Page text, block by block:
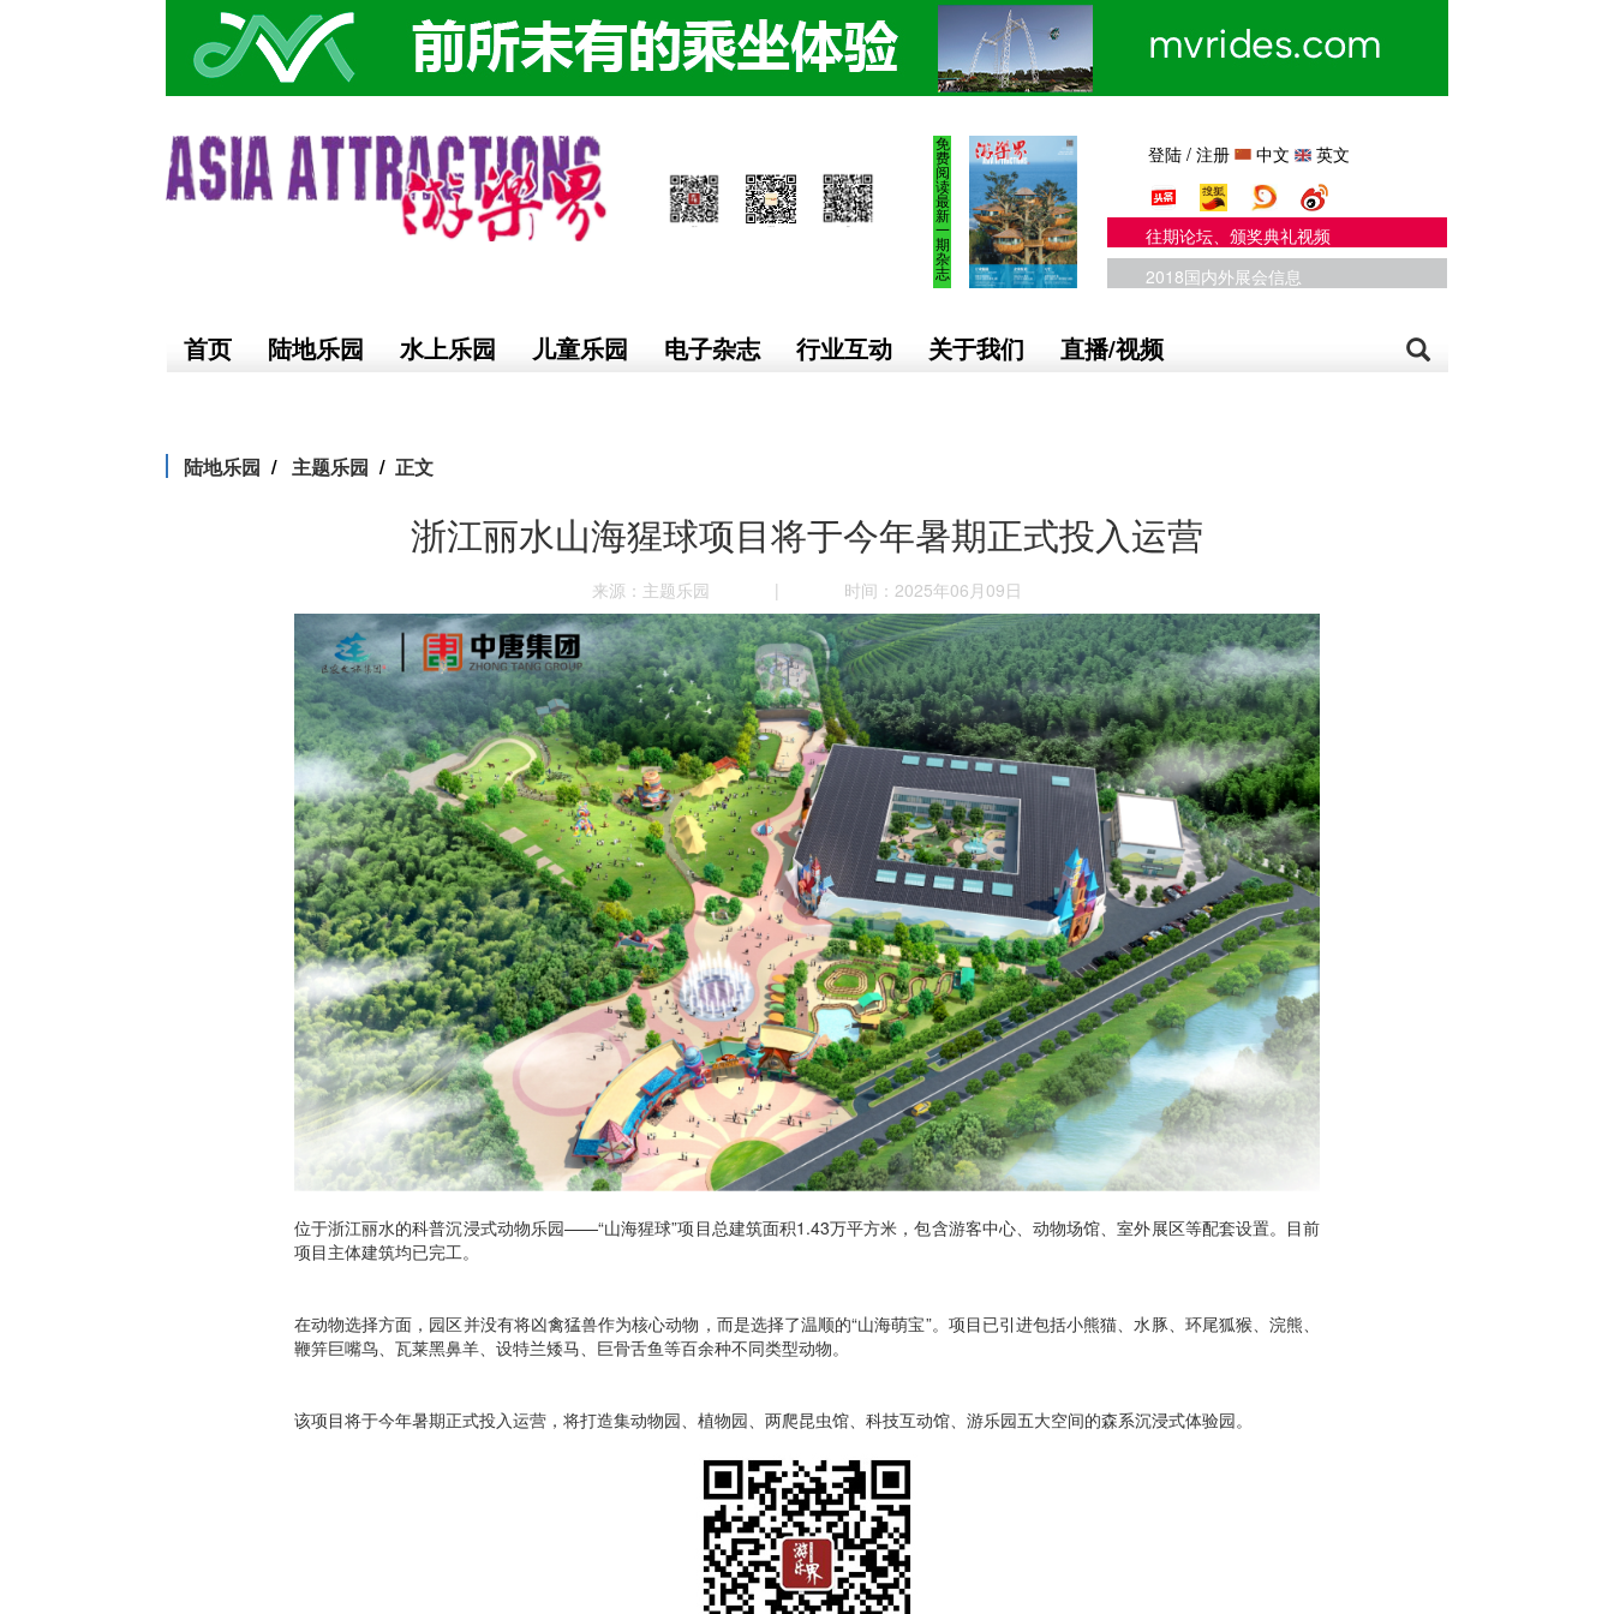
免
费
阅
读
最
新
一
期
杂
志
登陆 /注册 中文 英文
往期论坛、颁奖典礼视频
2018国内外展会信息
首页 陆地乐园 水上乐园 儿童乐园 电子杂志 行业互动 关于我们 直播/视频
陆地乐园 主题乐园 正文
浙江丽水山海猩球项目将于今年暑期正式投入运营
来源：主题乐园 | 时间：2025年06月09日
位于浙江丽水的科普沉浸式动物乐园——“山海猩球”项目总建筑面积1.43万平方米，包含游客中心、动物场馆、室外展区等配套设置。目前
项目主体建筑均已完工。
在动物选择方面，园区并没有将凶禽猛兽作为核心动物，而是选择了温顺的“山海萌宝”。项目已引进包括小熊猫、水豚、环尾狐猴、浣熊、
鞭笄巨嘴鸟、瓦莱黑鼻羊、设特兰矮马、巨骨舌鱼等百余种不同类型动物。
该项目将于今年暑期正式投入运营，将打造集动物园、植物园、两爬昆虫馆、科技互动馆、游乐园五大空间的森系沉浸式体验园。